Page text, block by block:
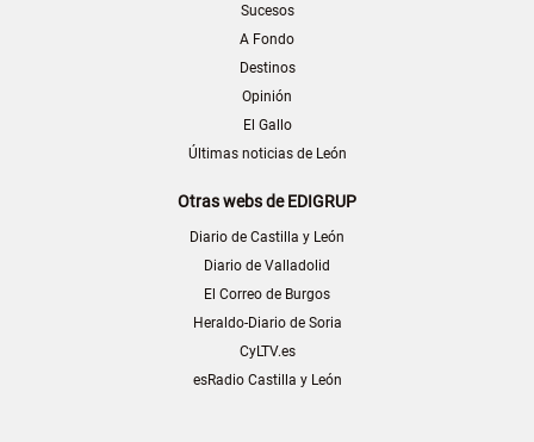
Sucesos
A Fondo
Destinos
Opinión
El Gallo
Últimas noticias de León
Otras webs de EDIGRUP
Diario de Castilla y León
Diario de Valladolid
El Correo de Burgos
Heraldo-Diario de Soria
CyLTV.es
esRadio Castilla y León